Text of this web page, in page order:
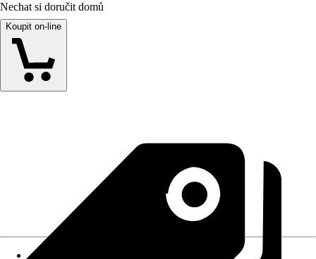
Nechat si doručit domů
Koupit on-line